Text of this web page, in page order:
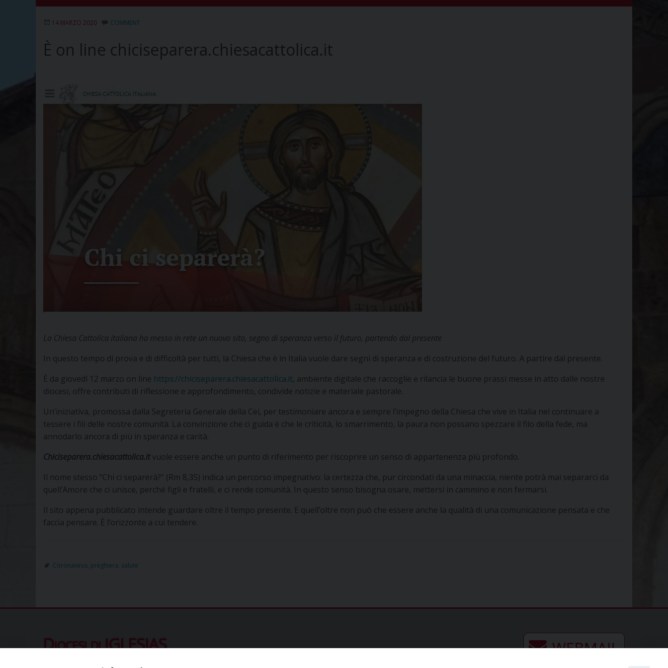
14 MARZO 2020 COMMENT
È on line chiciseparera.chiesacattolica.it
La Chiesa Cattolica italiana ha messo in rete un nuovo sito, segno di speranza verso il futuro, partendo dal presente
In questo tempo di prova e di difficoltà per tutti, la Chiesa che è in Italia vuole dare segni di speranza e di costruzione del futuro. A partire dal presente.
È da giovedì 12 marzo on line https://chiciseparera.chiesacattolica.it, ambiente digitale che raccoglie e rilancia le buone prassi messe in atto dalle nostre
diocesi, offre contributi di riflessione e approfondimento, condivide notizie e materiale pastorale.
Un’iniziativa, promossa dalla Segreteria Generale della Cei, per testimoniare ancora e sempre l’impegno della Chiesa che vive in Italia nel continuare a
tessere i fili delle nostre comunità. La convinzione che ci guida è che le criticità, lo smarrimento, la paura non possano spezzare il filo della fede, ma
annodarlo ancora di più in speranza e carità.
Chiciseparera.chiesacattolica.itvuole essere anche un punto di riferimento per riscoprire un senso di appartenenza più profondo.
Il nome stesso “Chi ci separerà?” (Rm 8,35) indica un percorso impegnativo: la certezza che, pur circondati da una minaccia, niente potrà mai separarci da
quell’Amore che ci unisce, perché figli e fratelli, e ci rende comunità. In questo senso bisogna osare, mettersi in cammino e non fermarsi.
Il sito appena pubblicato intende guardare oltre il tempo presente. E quell’oltre non può che essere anche la qualità di una comunicazione pensata e che
faccia pensare. È l’orizzonte a cui tendere.
Coronavirus preghiera salute
Diocesi di IGLESIAS
Piazza Municipio 10, 09016 Iglesias (SU)